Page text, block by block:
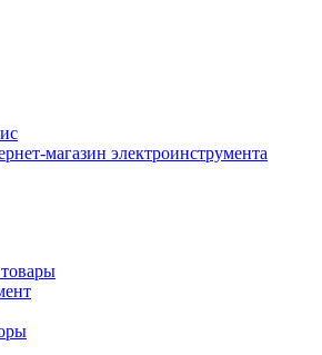
магазин электроинструмента